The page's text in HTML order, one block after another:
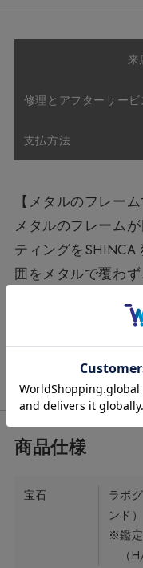
来
修理とアフターサービ
支払方法
【メタルのフレー
メタルのフレーム
ティングを
囲をメタルで覆わ
大きく見せます。
ので、あらゆる角
1トーン明るく見せ
宝石
ラボ
ンド）
※鑑定
（